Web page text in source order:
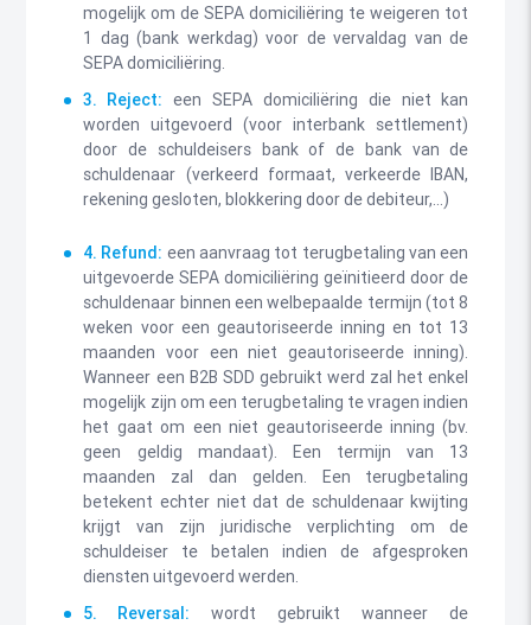
mogelijk om de SEPA domiciliëring te weigeren tot
1 dag (bank werkdag) voor de vervaldag van de
SEPA domiciliëring.
3. Reject: een SEPA domiciliëring die niet kan
worden uitgevoerd (voor interbank settlement)
door de schuldeisers bank of de bank van de
schuldenaar (verkeerd formaat, verkeerde IBAN,
rekening gesloten, blokkering door de debiteur,…)
4. Refund: een aanvraag tot terugbetaling van een
uitgevoerde SEPA domiciliëring geïnitieerd door de
schuldenaar binnen een welbepaalde termijn (tot 8
weken voor een geautoriseerde inning en tot 13
maanden voor een niet geautoriseerde inning).
Wanneer een B2B SDD gebruikt werd zal het enkel
mogelijk zijn om een terugbetaling te vragen indien
het gaat om een niet geautoriseerde inning (bv.
geen geldig mandaat). Een termijn van 13
maanden zal dan gelden. Een terugbetaling
betekent echter niet dat de schuldenaar kwijting
krijgt van zijn juridische verplichting om de
schuldeiser te betalen indien de afgesproken
diensten uitgevoerd werden.
5. Reversal: wordt gebruikt wanneer de